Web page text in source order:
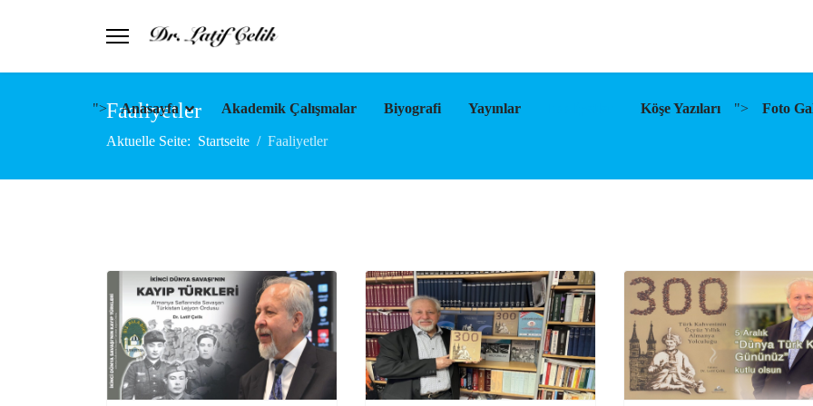
"> Anasayfa Akademik Çalışmalar Biyografi Yayınlar Köşe Yazıları "> Foto
Faaliyetler
Aktuelle Seite: Startseite Faaliyetler